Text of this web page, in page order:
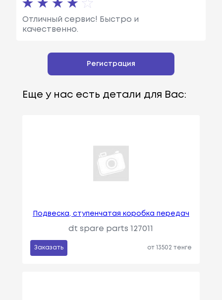
Отличный сервис! Быстро и
качественно.
Регистрация
Еще у нас есть детали для Вас:
Подвеска, ступенчатая коробка передач
dt spare parts 127011
Заказать от 13502 тенге